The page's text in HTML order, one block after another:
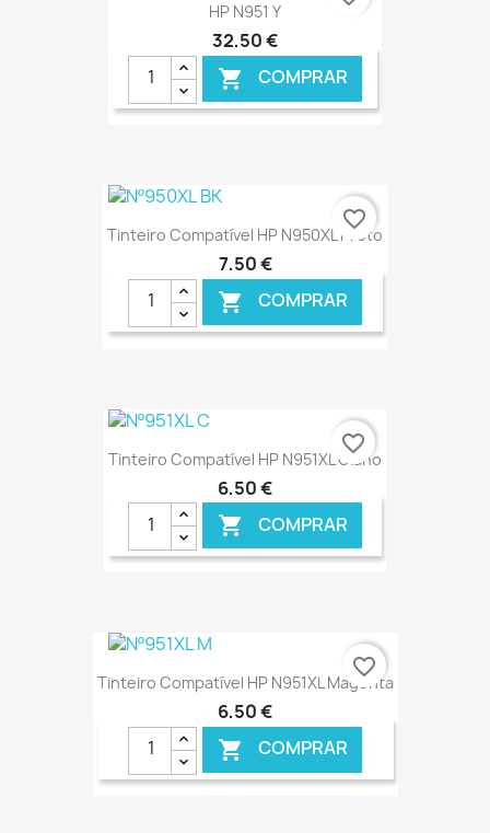
HP N951 Y
32,50 €
 COMPRAR
€ ONLINE
Tinteiro Compatível HP N950XL Preto
7,50 €
 COMPRAR
€ ONLINE
favorite_border
Tinteiro Compatível HP N951XL Ciano
6,50 €
 COMPRAR
€ ONLINE
favorite_border
Tinteiro Compatível HP N951XL Magenta
6,50 €
 COMPRAR
favorite_border